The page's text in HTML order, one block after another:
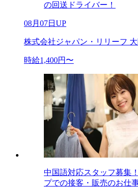
の回送ドライバー！
08月07日UP
株式会社ジャパン・リリーフ 大
時給1,400円〜
中国語対応スタッフ募集
プでの接客・販売のお仕事